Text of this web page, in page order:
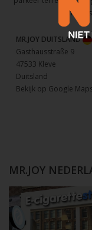
het
MR.JOY DUITSLAND
Gasthausstraße 9
47533 Kleve
Duitsland
Bekijk op Google
MR.JOY